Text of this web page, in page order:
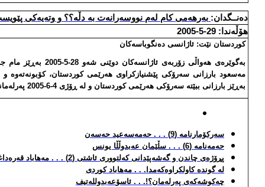
ده‌نــگدان: به‌رهه‌می كام له‌م نووسه‌رانه‌ت به‌ دڵه‌؟؟ و وته‌یه‌كی
هۆڵه‌ندا: 29-5-2005
كوردستان نێت: ئاژانسی ده‌نگوباسه‌كان
به‌گوێره‌ی هه‌واڵی
مه‌سعود بارزانی سه‌رۆكی پێشنیازكراوی هه‌رێمی كوردستان،
به‌ڕێز بارزانی ببێته‌ سه‌رۆكی هه‌رێمی كوردستان و له‌ ڕۆژی 4-6-2005 په‌رله‌مانی تازه‌ هه‌ڵبژێردراوی كوردستان كۆببێته‌وه‌.
سه‌ركۆمارنامه‌ (9) . . . حه‌مه‌سه‌عید حه‌سه‌ن
حه‌مه‌نامه‌ (6) . . . سڵێمان عه‌بدوڵڵا یونس
پڕۆژه‌ی چاندن و گه‌شه‌پێدانی كه‌لتووری ئاشتی (2) . . . مه‌هاباد قه‌ره‌داغی
له‌ گونده‌ كاولكراوه‌كه‌مدا. . . مه‌هاباد كوردی
چه‌كوشه‌كه‌ی په‌رله‌مان؟!. . . ئاسۆعه‌بدولله‌تیف